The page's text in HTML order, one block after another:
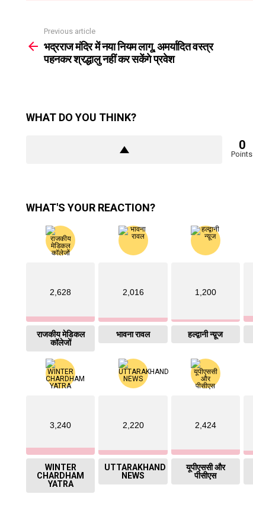
more
Previous article
भद्रराज मंदिर में नया नियम लागू, अमर्यादित वस्त्र
पहनकर श्रद्धालु नहीं कर सकेंगे प्रवेश
WHAT DO YOU THINK?
0
Points
WHAT'S YOUR REACTION?
2,628
राजकीय मेडिकल
कॉलेजों
2,016
भावना रावल
1,200
हल्द्वानी न्य़ूज
3,240
WINTER
CHARDHAM
YATRA
2,220
UTTARAKHAND
NEWS
2,424
यूपीएससी और
पीसीएस